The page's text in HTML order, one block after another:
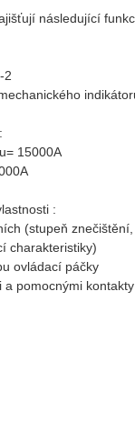
následující
2
15000A
:
(stupeň
charakteristiky)
ovládací páčky
pomocnými